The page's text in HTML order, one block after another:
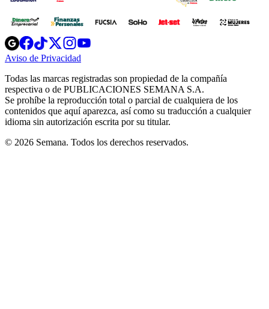
Opens
in
new
Opens
in
new
Opens
in
new
window
Opens
new
windowwindow
Aviso de Privacidad
new
window
Todas las marcas registradas son propiedad de la compañía
respectiva o de PUBLICACIONES SEMANA S.A.
Se prohíbe la reproducción total o parcial de cualquiera de los
contenidos que aquí aparezca, así como su traducción a cualquier
idioma sin autorización escrita por su titular.
© 2026 Semana. Todos los derechos reservados.